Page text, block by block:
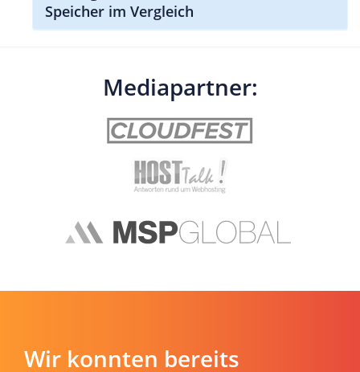
Speicher im Vergleich
Mediapartner:
Wir konnten bereits